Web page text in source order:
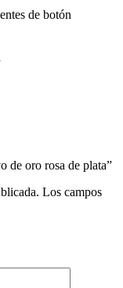
de botón
de oro rosa de plata”
Los campos